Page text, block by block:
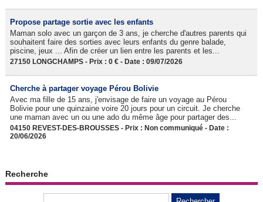
Propose partage sortie avec les enfants
Maman solo avec un garçon de 3 ans, je cherche d'autres parents qui
souhaitent faire des sorties avec leurs enfants du genre balade,
piscine, jeux ... Afin de créer un lien entre les parents et les...
27150 LONGCHAMPS - Prix : 0 € - Date : 09/07/2026
Cherche à partager voyage Pérou Bolivie
Avec ma fille de 15 ans, j'envisage de faire un voyage au Pérou
Bolivie pour une quinzaine voire 20 jours pour un circuit. Je cherche
une maman avec un ou une ado du même âge pour partager des...
04150 REVEST-DES-BROUSSES - Prix : Non communiqué - Date :
20/06/2026
Recherche